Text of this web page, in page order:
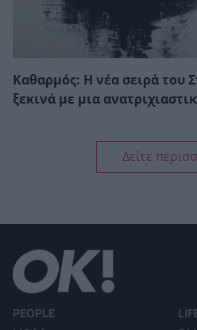
Καθαρμός: Η νέα σειρά του
ξεκινά με μια
Δείτε
PEOPLE